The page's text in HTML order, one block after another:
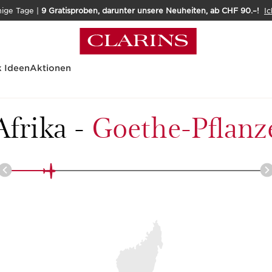
Tage | 9 Gratisproben, darunter unsere Neuheiten, ab CHF 90.–!
IdeenAktionen
- Goethe-